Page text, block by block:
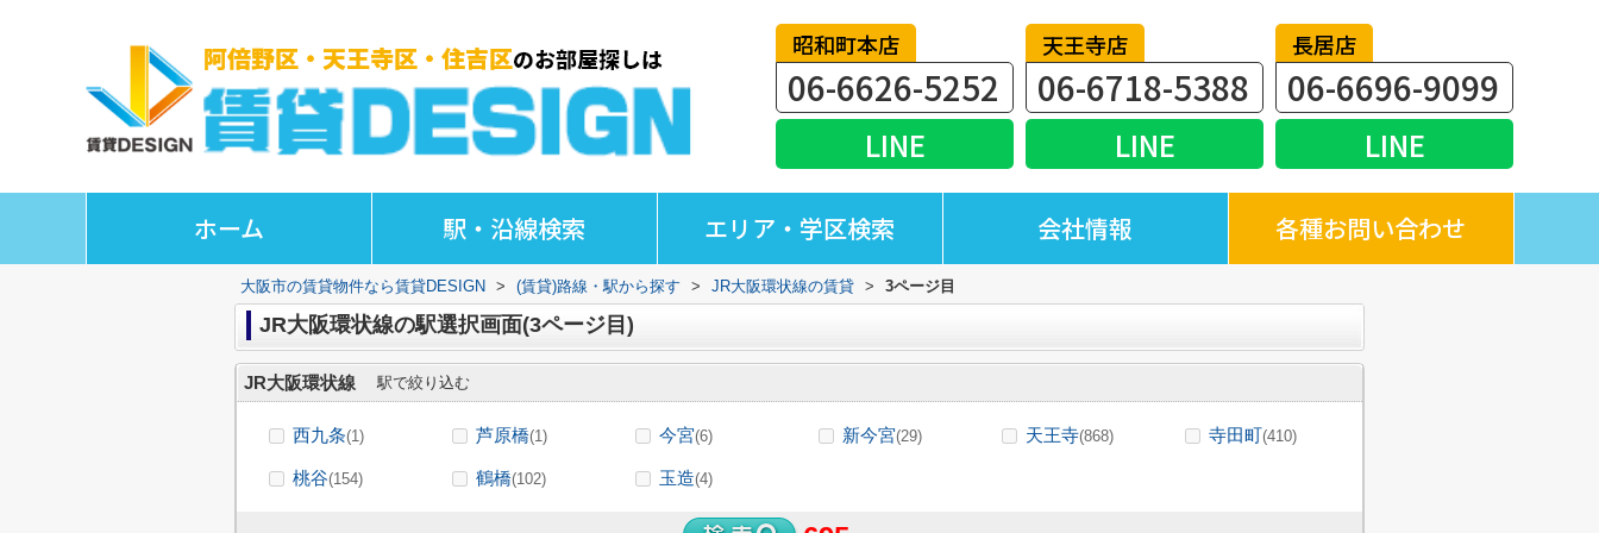
昭和町本店
06-6626-5252
LINE
天王寺店
06-6718-5388
LINE
長居店
06-6696-9099
LINE
ホーム 駅・沿線検索 エリア・学区検索 会社情報 各種お問い合わせ
大阪市の賃貸物件なら賃貸DESIGN > (賃貸)路線・駅から探す > JR大阪環状線の賃貸 > 3ページ目
JR大阪環状線の駅選択画面(3ページ目)
JR大阪環状線 駅で絞り込む
西九条(1) 芦原橋(1) 今宮(6) 新今宮(29) 天王寺(868) 寺田町(410)
桃谷(154) 鶴橋(102) 玉造(4)